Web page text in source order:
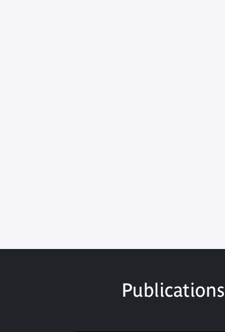
Publications